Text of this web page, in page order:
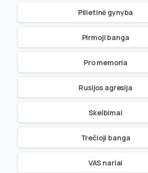
Pilietinė gynyba
Pirmoji banga
Pro memoria
Rusijos agresija
Skelbimai
Trečioji banga
VAS nariai